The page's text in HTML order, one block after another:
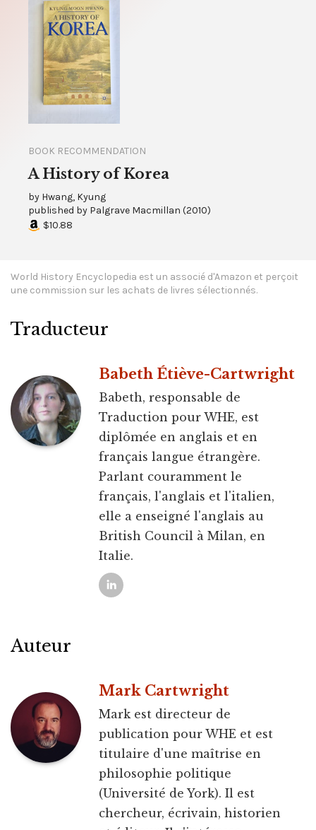
BOOK RECOMMENDATION
A History of Korea
by Hwang, Kyung
published by Palgrave Macmillan (2010)
$10.88
World History Encyclopedia est un associé d'Amazon et perçoit
une commission sur les achats de livres sélectionnés.
Traducteur
Babeth Étiève-Cartwright
Babeth, responsable de
Traduction pour WHE, est
diplômée en anglais et en
français langue étrangère.
Parlant couramment le
français, l'anglais et l'italien,
elle a enseigné l'anglais au
British Council à Milan, en
Italie.
Auteur
Mark Cartwright
Mark est directeur de
publication pour WHE et est
titulaire d'une maîtrise en
philosophie politique
(Université de York). Il est
chercheur, écrivain, historien